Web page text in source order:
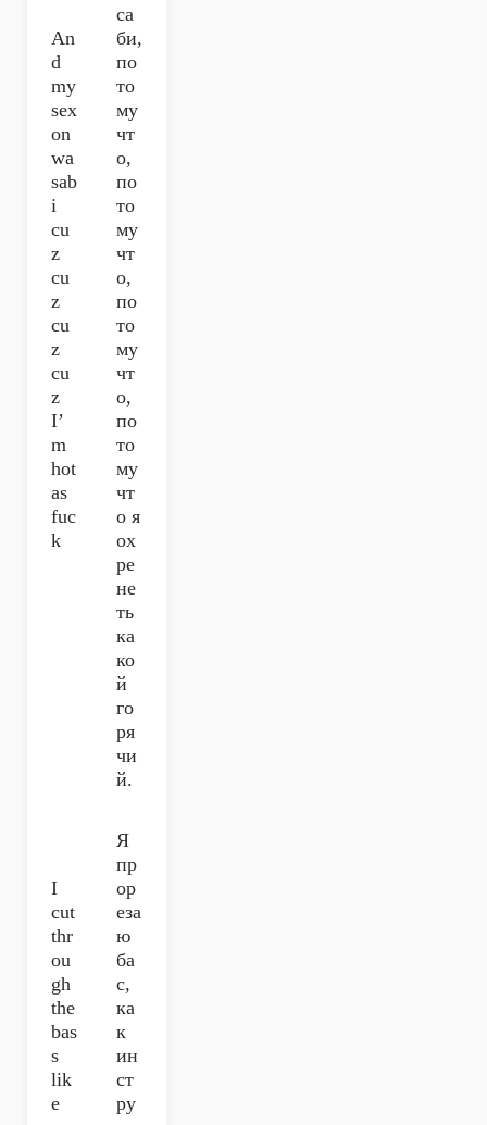
An
d
my
sex
on
wa
sab
i
cu
z
cu
z
cu
z
cu
z
I’
m
hot
as
fuc
k
са
би,
по
то
му
чт
о,
по
то
му
чт
о,
по
то
му
чт
о,
по
то
му
чт
о я
ох
ре
не
ть
ка
ко
й
го
ря
чи
й.
I
cut
thr
ou
gh
the
bas
s
lik
e
Я
пр
ор
еза
ю
ба
с,
ка
к
ин
ст
ру